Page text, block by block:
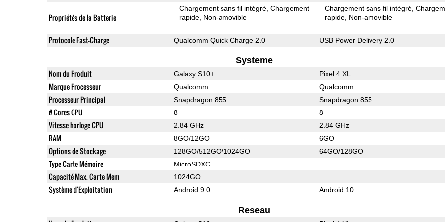
Propriétés de la Batterie
Chargement sans fil intégré Chargement
rapide Non-amovible
Chargement sans fil intégré
rapide Non-amovible
Protocole Fast-Charge Qualcomm Quick Charge 2.0 USB Power Delivery 2.0
Systeme
Nom du Produit Galaxy S10+ Pixel 4 XL
Marque Processeur Qualcomm Qualcomm
Processeur Principal Snapdragon 855 Snapdragon 855
# Cores CPU 8 8
Vitesse horloge CPU 2.84 GHz 2.84 GHz
RAM 8GO/12GO 6GO
Options de Stockage 128GO/512GO/1024GO 64GO/128GO
Type Carte Mémoire MicroSDXC
Capacité Max. Carte Mem 1024GO
Système d'Exploitation Android 9.0 Android 10
Reseau